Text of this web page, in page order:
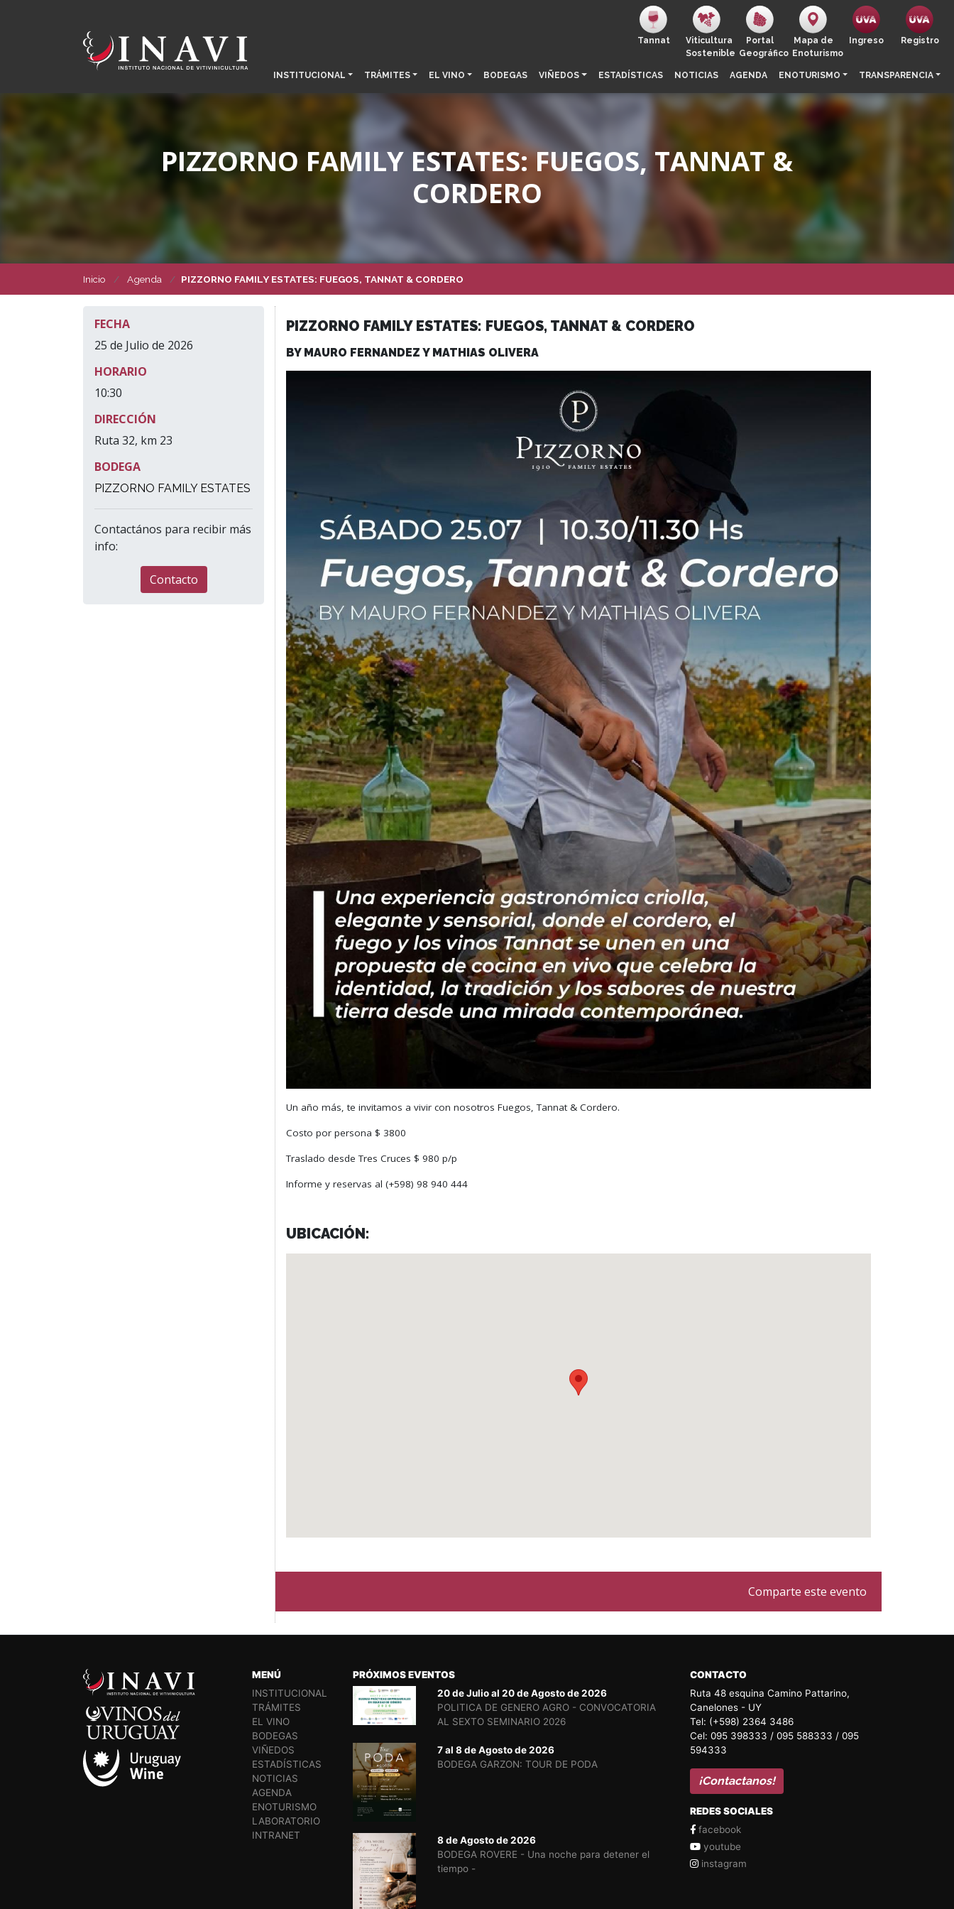
Tannat
Viticultura
Sostenible
Portal
Geográfico
Mapa de
Enoturismo
Ingreso Registro
INSTITUCIONAL TRÁMITES EL VINO BODEGAS VIÑEDOS ESTADÍSTICAS NOTICIAS AGENDA ENOTURISMO TRANSPARENCIA
PIZZORNO FAMILY ESTATES: FUEGOS, TANNAT &
CORDERO
Inicio Agenda PIZZORNO FAMILY ESTATES: FUEGOS, TANNAT & CORDERO
FECHA
25 de Julio de 2026
HORARIO
10:30
DIRECCIÓN
Ruta 32, km 23
BODEGA
PIZZORNO FAMILY ESTATES
Contactános para recibir más
info:
Contacto
PIZZORNO FAMILY ESTATES: FUEGOS, TANNAT & CORDERO
BY MAURO FERNANDEZ Y MATHIAS OLIVERA
Un año más, te invitamos a vivir con nosotros Fuegos, Tannat & Cordero.
Costo por persona $ 3800
Traslado desde Tres Cruces $ 980 p/p
Informe y reservas al (+598) 98 940 444
UBICACIÓN:
Comparte este evento
MENÚ
INSTITUCIONAL
TRÁMITES
EL VINO
BODEGAS
VIÑEDOS
ESTADÍSTICAS
NOTICIAS
AGENDA
ENOTURISMO
LABORATORIO
INTRANET
PRÓXIMOS EVENTOS
20 de Julio al 20 de Agosto de 2026
POLITICA DE GENERO AGRO - CONVOCATORIA
AL SEXTO SEMINARIO 2026
7 al 8 de Agosto de 2026
BODEGA GARZON: TOUR DE PODA
8 de Agosto de 2026
BODEGA ROVERE - Una noche para detener el
tiempo -
CONTACTO
Ruta 48 esquina Camino Pattarino,
Canelones - UY
Tel: (+598) 2364 3486
Cel: 095 398333 / 095 588333 / 095
594333
¡Contactanos!
REDES SOCIALES
facebook
youtube
instagram